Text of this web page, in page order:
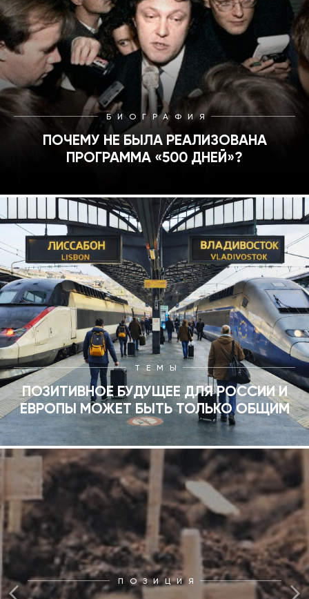
БИОГРАФИЯ
ПОЧЕМУ НЕ БЫЛА РЕАЛИЗОВАНА
ПРОГРАММА «500 ДНЕЙ»?
ТЕМЫ
ПОЗИТИВНОЕ БУДУЩЕЕ ДЛЯ РОССИИ И
ЕВРОПЫ МОЖЕТ БЫТЬ ТОЛЬКО ОБЩИМ
ПОЗИЦИЯ